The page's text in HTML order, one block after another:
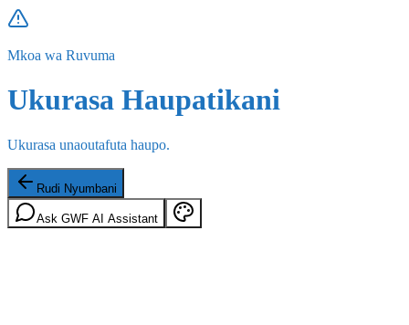
Mkoa wa Ruvuma
Ukurasa Haupatikani
Ukurasa unaoutafuta haupo.
Rudi Nyumbani
Ask GWF AI Assistant